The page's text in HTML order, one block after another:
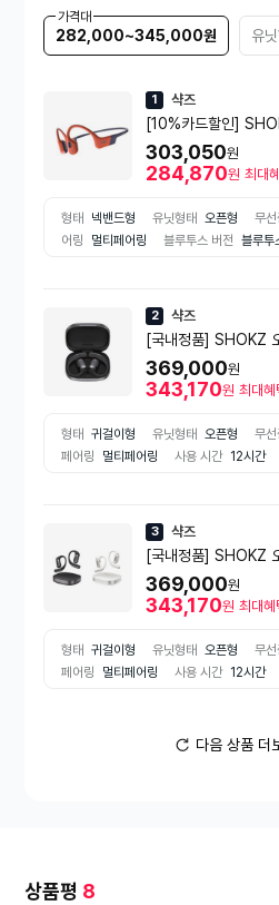
가격대
282,000~345,000원 유
1 샥즈
[10%카드할인]
골전도 블루투스 이
303,050원
284,870원 최대
형태 넥밴드형 유닛형태 오픈형 무
어링
멀티페어링 블루투스 버전 블루
2 샥즈
[국내정품] SHOKZ
블루투스 이어폰 [블
369,000원
343,170원 최대혜
형태 귀걸이형 유닛형태 오픈형 무
페어링
멀티페어링 사용 시간 12시간
3 샥즈
[국내정품] SHOKZ
블루투스 이어폰 [블
369,000원
343,170원 최대혜
형태 귀걸이형 유닛형태 오픈형 무
페어링
멀티페어링 사용 시간 12시간
다음 상품 더
상품평 8